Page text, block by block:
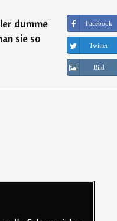
dumme
sie so
Facebook
Twitter
Bild